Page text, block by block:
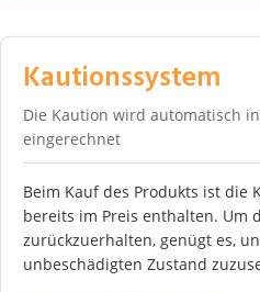
Kautionssystem
Die Kaution wird automatisch
eingerechnet
Beim Kauf des Produkts ist die
bereits im Preis enthalten. Um
zurückzuerhalten, genügt es,
unbeschädigten Zustand